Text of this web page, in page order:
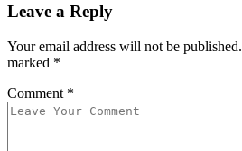
Leave a Reply
Your email address will not be published.
marked *
Comment *